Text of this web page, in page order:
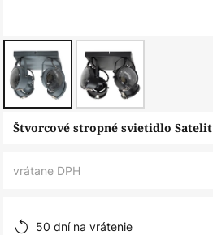
Preskočiť
Štvorcové stropné svietidlo Satelit
vrátane DPH
50 dní na vrátenie